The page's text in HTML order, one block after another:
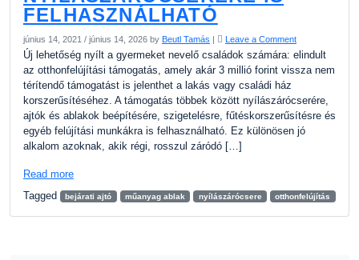
FELHASZNÁLHATÓ
június 14, 2021 / június 14, 2026 by Beutl Tamás | Leave a Comment
Új lehetőség nyílt a gyermeket nevelő családok számára: elindult
az otthonfelújítási támogatás, amely akár 3 millió forint vissza nem
térítendő támogatást is jelenthet a lakás vagy családi ház
korszerűsítéséhez. A támogatás többek között nyílászárócserére,
ajtók és ablakok beépítésére, szigetelésre, fűtéskorszerűsítésre és
egyéb felújítási munkákra is felhasználható. Ez különösen jó
alkalom azoknak, akik régi, rosszul záródó […]
Read more
Tagged
bejárati ajtó műanyag ablak nyílászárócsere otthonfelújítás